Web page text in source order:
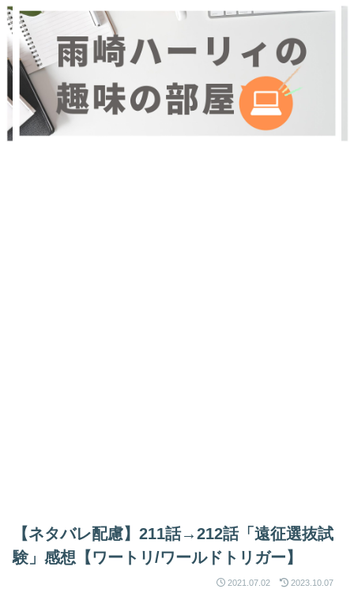
【ネタバレ配慮】211話→212話「遠征選抜試
験」感想【ワートリ/ワールドトリガー】
2021.07.02 2023.10.07